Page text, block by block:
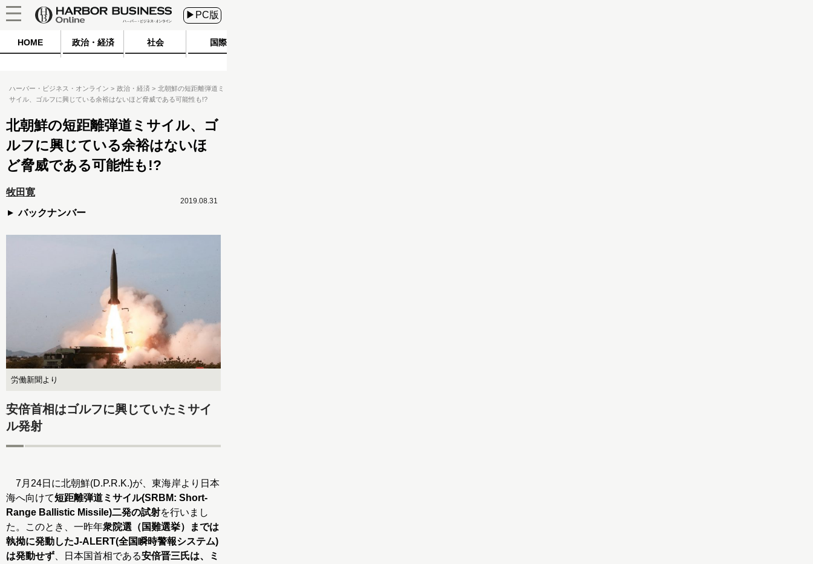
▶PC版
HOME 政治・経済 社会 国際
ハーバー・ビジネス・オンライン 政治・経済
北朝鮮の短距離弾道ミ
サイル、ゴルフに興じている余裕はないほど脅威である可能性も!?
北朝鮮の短距離弾道ミサイル、ゴ
ルフに興じている余裕はないほ
ど脅威である可能性も!?
牧田寛
バックナンバー
2019.08.31
労働新聞より
安倍首相はゴルフに興じていたミサイ
ル発射
7月24日に北朝鮮(D.P.R.K.)が、東海岸より日本
海へ向けて短距離弾道ミサイル(SRBM: Short-
Range Ballistic Missile)二発の試射を行いまし
た。このとき、一昨年衆院選（国難選挙）までは
執拗に発動したJ-ALERT(全国瞬時警報システム)
は発動せず 、日本国首相である安倍晋三氏は、ミ